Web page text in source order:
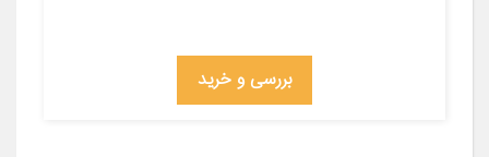
بررسی و خرید